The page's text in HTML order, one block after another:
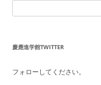
索:
慶應進学館TWITTER
フォローしてください。